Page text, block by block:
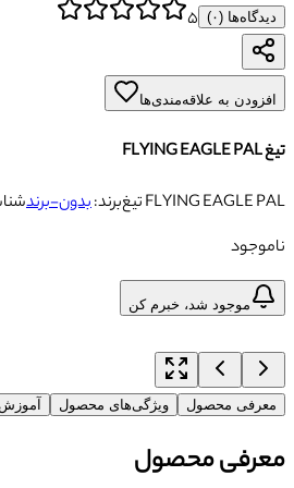
دیدگاه‌ها (۰) ۵
افزودن به علاقه‌مندی‌ها
تیغ FLYING EAGLE PAL
تیغ FLYING EAGLE PAL
برند:بدون-برند
ناموجود
موجود شد، خبرم کن
معرفی محصول ویژگی‌های محصول آموزش
معرفی محصول